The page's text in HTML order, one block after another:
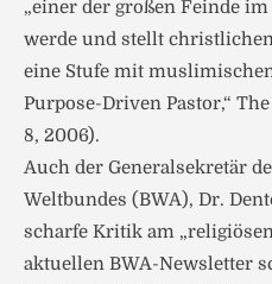
„einer der großen Feinde
werde und stellt
eine Stufe mit
Purpose-Driven Pastor,“
8, 2006).
Auch der Generalsekretär
Weltbundes (BWA), Dr.
scharfe Kritik am
aktuellen BWA-Newsletter